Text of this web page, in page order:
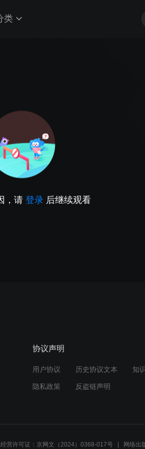
类
，请 登录 后继续观看
协议声明
用户协议 历史协议文本 知
隐私政策 反盗链声明
经营许可证：京网文（2024）0368-017号 网络出